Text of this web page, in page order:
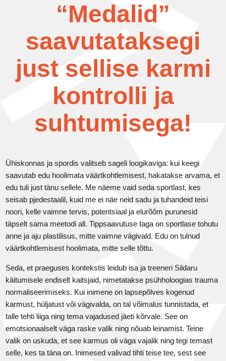
“Medalid”
saavutataksegi
just sellise karmi
kontrolli ja
suhtumisega!
Ühiskonnas ja spordis valitseb sageli loogikaviga: kui keegi
saavutab edu hoolimata väärtkohtlemisest, hakatakse arvama, et
edu tuli just tänu sellele. Me näeme vaid seda sportlast, kes
seisab pjedestaalil, kuid me ei näe neid sadu ja tuhandeid teisi
noori, kelle vaimne tervis, potentsiaal ja elurõõm purunesid
täpselt sama meetodi all. Tippsaavutuse taga on sportlase tohutu
anne ja aju plastilisus, mitte vaimne vägivald. Edu on tulnud
väärtkohtlemisest hoolimata, mitte selle tõttu.
Seda, et praeguses kontekstis leidub isa ja treeneri Sildaru
käitumisele endiselt kaitsjaid, nimetatakse psühholoogias trauma
normaliseerimiseks. Kui inimene on lapsepõlves kogenud
karmust, hüljatust või vägivalda, on tal võimalus tunnistada, et
talle tehti liiga ning tema vajadused jäeti kõrvale. See on
emotsionaalselt väga raske valik ning nõuab leinamist. Teine
valik on uskuda, et see karmus oli väga vajalik ning tegi temast
selle, kes ta täna on. Inimesed valivad tihti teise tee, sest see